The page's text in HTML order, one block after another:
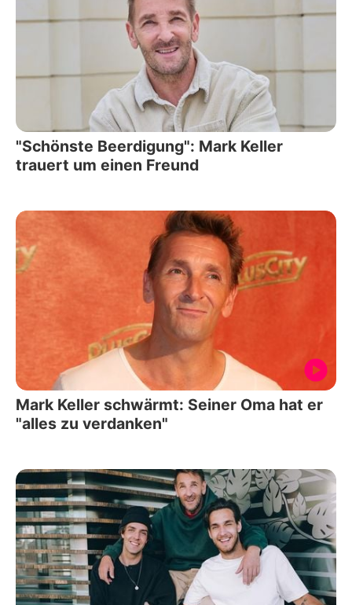
"Schönste Beerdigung": Mark Keller
trauert um einen Freund
Mark Keller schwärmt: Seiner Oma hat er
"alles zu verdanken"